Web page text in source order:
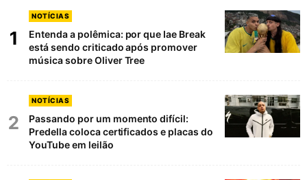
1
NOTÍCIAS
Entenda a polêmica: por que Iae Break
está sendo criticado após promover
música sobre Oliver Tree
2
NOTÍCIAS
Passando por um momento difícil:
Predella coloca certificados e placas do
YouTube em leilão